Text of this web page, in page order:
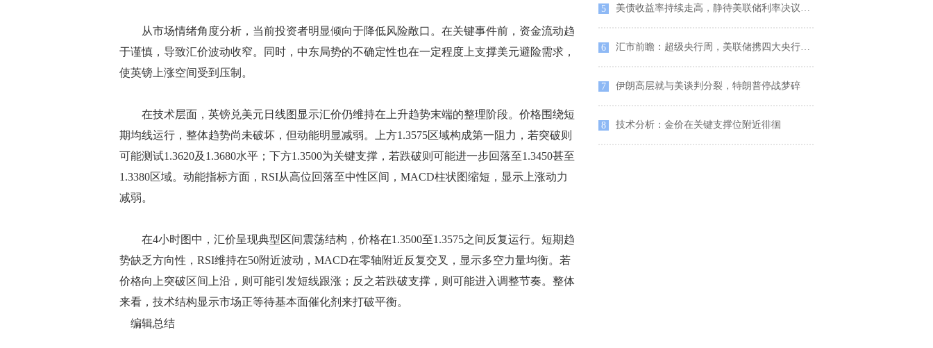
从市场情绪角度分析，当前投资者明显倾向于降低风险敞口。在关键事件前，资金流动趋
于谨慎，导致汇价波动收窄。同时，中东局势的不确定性也在一定程度上支撑美元避险需求，
使英镑上涨空间受到压制。
在技术层面，英镑兑美元日线图显示汇价仍维持在上升趋势末端的整理阶段。价格围绕短
期均线运行，整体趋势尚未破坏，但动能明显减弱。上方1.3575区域构成第一阻力，若突破则
可能测试1.3620及1.3680水平；下方1.3500为关键支撑，若跌破则可能进一步回落至1.3450甚至
1.3380区域。动能指标方面，RSI从高位回落至中性区间，MACD柱状图缩短，显示上涨动力
减弱。
在4小时图中，汇价呈现典型区间震荡结构，价格在1.3500至1.3575之间反复运行。短期趋
势缺乏方向性，RSI维持在50附近波动，MACD在零轴附近反复交叉，显示多空力量均衡。若
价格向上突破区间上沿，则可能引发短线跟涨；反之若跌破支撑，则可能进入调整节奏。整体
来看，技术结构显示市场正等待基本面催化剂来打破平衡。
编辑总结
5 美债收益率持续走高，静待美联储利率决议落地
6 汇市前瞻：超级央行周，美联储携四大央行利率决议
7 伊朗高层就与美谈判分裂，特朗普停战梦碎
8 技术分析：金价在关键支撑位附近徘徊